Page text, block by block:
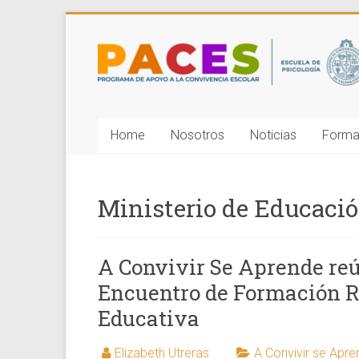
contenidoPrograma
de
Apoyo
Convivencia
PUCV
Acompañamos
a
las
Home Nosotros Noticias
Ministerio de
A Convivir Se Aprende
Encuentro de Formación
Educativa
Elizabeth Utreras A Convivir se